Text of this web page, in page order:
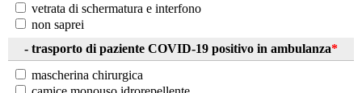
vetrata di schermatura e interfono
non saprei
- trasporto di paziente COVID-19 positivo in ambulanza*
mascherina chirurgica